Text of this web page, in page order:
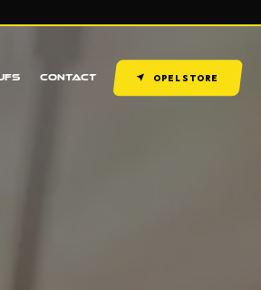
CONTACT OPEL STORE